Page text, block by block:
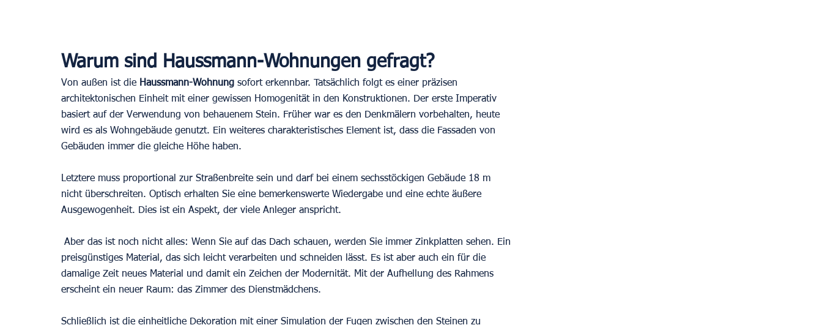
Warum sind Haussmann-Wohnungen gefragt?
Von außen ist die Haussmann-Wohnung sofort erkennbar. Tatsächlich folgt es einer präzisen
architektonischen Einheit mit einer gewissen Homogenität in den Konstruktionen. Der erste Imperativ
basiert auf der Verwendung von behauenem Stein. Früher war es den Denkmälern vorbehalten, heute
wird es als Wohngebäude genutzt. Ein weiteres charakteristisches Element ist, dass die Fassaden von
Gebäuden immer die gleiche Höhe haben.
Letztere muss proportional zur Straßenbreite sein und darf bei einem sechsstöckigen Gebäude 18 m
nicht überschreiten. Optisch erhalten Sie eine bemerkenswerte Wiedergabe und eine echte äußere
Ausgewogenheit. Dies ist ein Aspekt, der viele Anleger anspricht.
preisgünstiges Material, das sich leicht verarbeiten und schneiden lässt. Es ist aber auch ein für die
damalige Zeit neues Material und damit ein Zeichen der Modernität. Mit der Aufhellung des Rahmens
erscheint ein neuer Raum: das Zimmer des Dienstmädchens.
Schließlich ist die einheitliche Dekoration mit einer Simulation der Fugen zwischen den Steinen zu